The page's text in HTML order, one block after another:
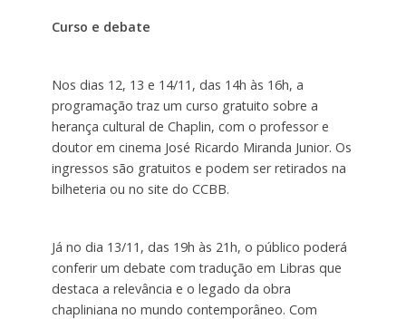
Curso e debate
Nos dias 12, 13 e 14/11, das 14h às 16h, a
programação traz um curso gratuito sobre a
herança cultural de Chaplin, com o professor e
doutor em cinema José Ricardo Miranda Junior. Os
ingressos são gratuitos e podem ser retirados na
bilheteria ou no site do CCBB.
Já no dia 13/11, das 19h às 21h, o público poderá
conferir um debate com tradução em Libras que
destaca a relevância e o legado da obra
chapliniana no mundo contemporâneo. Com